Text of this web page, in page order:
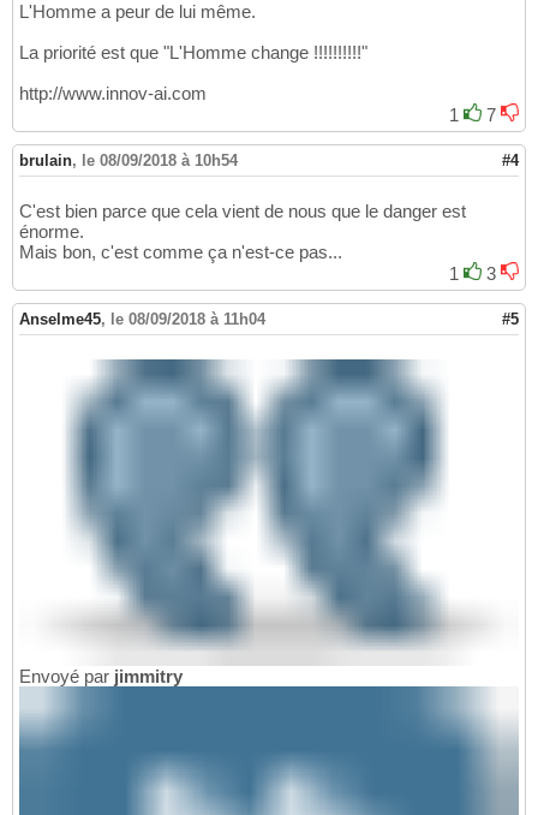
L'Homme a peur de lui même.
La priorité est que "L'Homme change !!!!!!!!!!"
http://www.innov-ai.com
1
7
brulain, le 08/09/2018 à 10h54 #4
C'est bien parce que cela vient de nous que le danger est
énorme.
Mais bon, c'est comme ça n'est-ce pas...
1
3
Anselme45, le 08/09/2018 à 11h04 #5
Envoyé par jimmitry